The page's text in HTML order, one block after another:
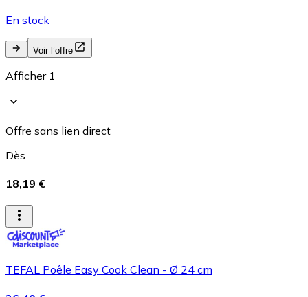
En stock
Voir l’offre
Afficher 1
Offre sans lien direct
Dès
18,19 €
TEFAL Poêle Easy Cook Clean - Ø 24 cm